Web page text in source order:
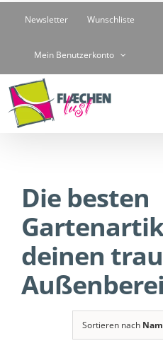
springen
Newsletter Wunschliste
Mein Benutzerkonto
Die besten
deinen
Sortieren nach